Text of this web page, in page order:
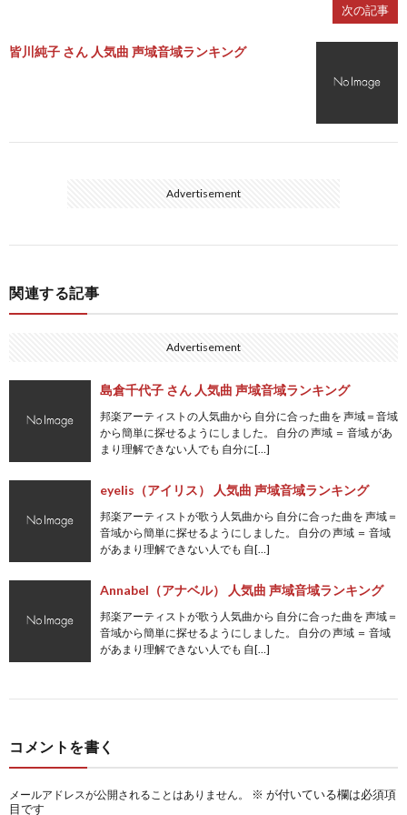
次の記事
皆川純子 さん 人気曲 声域音域ランキング
Advertisement
関連する記事
Advertisement
島倉千代子 さん 人気曲 声域音域ランキング
邦楽アーティストの人気曲から 自分に合った曲を 声域＝音域
から簡単に探せるようにしました。 自分の 声域 ＝ 音域 があ
まり理解できない人でも 自分に[…]
eyelis（アイリス） 人気曲 声域音域ランキング
邦楽アーティストが歌う人気曲から 自分に合った曲を 声域＝
音域から簡単に探せるようにしました。 自分の 声域 ＝ 音域
があまり理解できない人でも 自[…]
Annabel（アナベル） 人気曲 声域音域ランキング
邦楽アーティストが歌う人気曲から 自分に合った曲を 声域＝
音域から簡単に探せるようにしました。 自分の 声域 ＝ 音域
があまり理解できない人でも 自[…]
コメントを書く
メールアドレスが公開されることはありません。 ※ が付いている欄は必須項
目です